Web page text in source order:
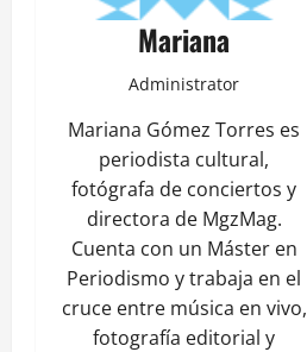
Mariana
Administrator
Mariana Gómez Torres es
periodista cultural,
fotógrafa de conciertos y
directora de MgzMag.
Cuenta con un Máster en
Periodismo y trabaja en el
cruce entre música en vivo,
fotografía editorial y